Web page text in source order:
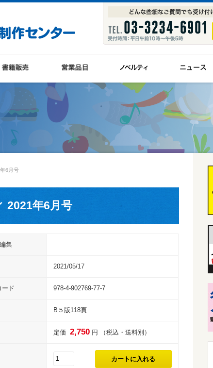
6月号
2021年6月号
集
2021/05/17
ード 978-4-902769-77-7
B５版118頁
定価 2,750 円 （税込・送料別）